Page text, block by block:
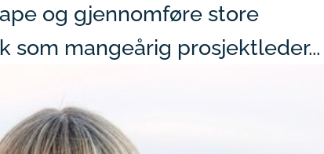
og gjennomføre store
mangeårig prosjektleder...